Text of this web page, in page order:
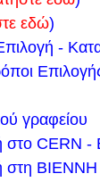
έχουν.
με τους
Β)
ο οποίος
εδώ)
-
γραφείου
στο CERN
στη